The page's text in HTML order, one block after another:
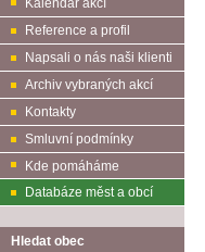
Kalendář akcí
Reference a profil
Napsali o nás naši klienti
Archiv vybraných akcí
Kontakty
Smluvní podmínky
Kde pomáháme
Databáze měst a obcí
Hledat obec